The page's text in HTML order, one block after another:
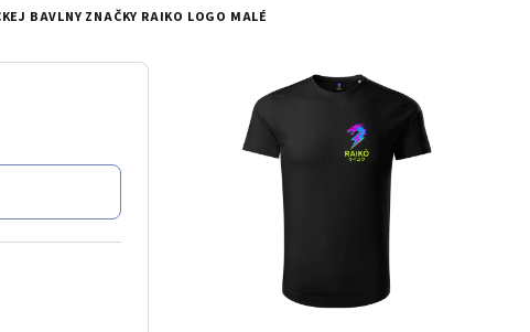
BAVLNY ZNAČKY RAIKO LOGO MALÉ